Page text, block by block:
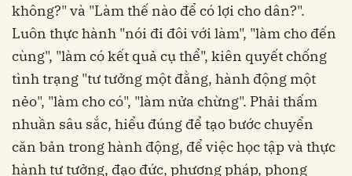
không?" và "Làm thế nào để có lợi cho dân?".
Luôn thực hành "nói đi đôi với làm", "làm cho đến
cùng", "làm có kết quả cụ thể", kiên quyết chống
tình trạng "tư tưởng một đằng, hành động một
nẻo", "làm cho có", "làm nửa chừng". Phải thấm
nhuần sâu sắc, hiểu đúng để tạo bước chuyển
căn bản trong hành động, để việc học tập và thực
hành tư tưởng, đạo đức, phương pháp, phong